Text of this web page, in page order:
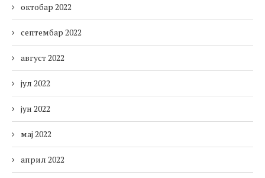
октобар 2022
септембар 2022
август 2022
јул 2022
јун 2022
мај 2022
април 2022